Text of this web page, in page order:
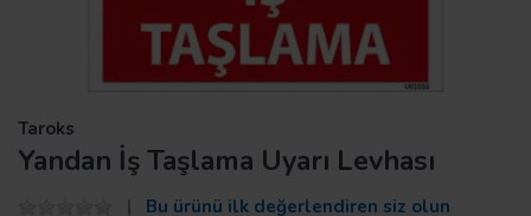
Taroks
Yandan İş Taşlama Uyarı Levhası
Bu ürünü ilk değerlendiren siz olun